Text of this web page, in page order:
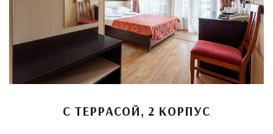
С ТЕРРАСОЙ, 2 КОРПУС